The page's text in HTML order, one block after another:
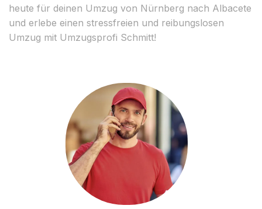
heute für deinen Umzug von Nürnberg nach Albacete
und erlebe einen stressfreien und reibungslosen
Umzug mit Umzugsprofi Schmitt!